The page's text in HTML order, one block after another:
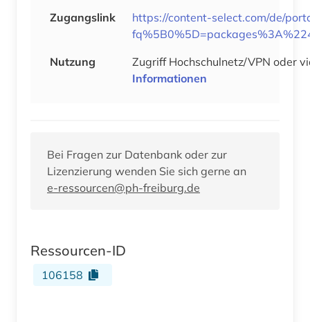
Zugangslink
https://content-select.com/de/
Nutzung
Zugriff Hochschulnetz/VPN oder
Informationen
Bei Fragen zur Datenbank oder zur
Lizenzierung wenden Sie sich gerne an
e-ressourcen@ph-freiburg.de
Ressourcen-ID
106158